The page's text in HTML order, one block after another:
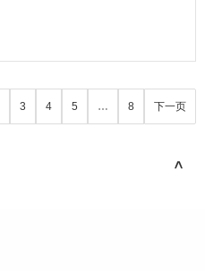
3 4 5 … 8 下一页
>